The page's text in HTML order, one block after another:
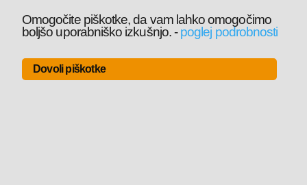
Omogočite piškotke, da vam lahko omogočimo
boljšo uporabniško izkušnjo.-poglej podrobnosti
Dovoli piškotke